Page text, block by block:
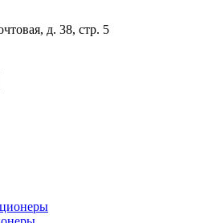
д. 38, стр. 5